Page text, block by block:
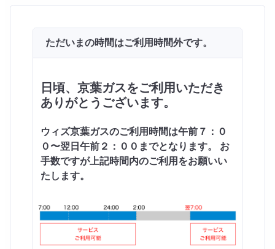
ただいまの時間はご利用時間外です。
日頃、京葉ガスをご利用いただき
ありがとうございます。
ウィズ京葉ガスのご利用時間は午前７：０
０〜翌日午前２：００までとなります。 お
手数ですが上記時間内のご利用をお願いい
たします。